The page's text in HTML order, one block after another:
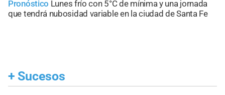
Pronóstico Lunes frío con 5°C de mínima y una jornada
que tendrá nubosidad variable en la ciudad de Santa Fe
+ Sucesos